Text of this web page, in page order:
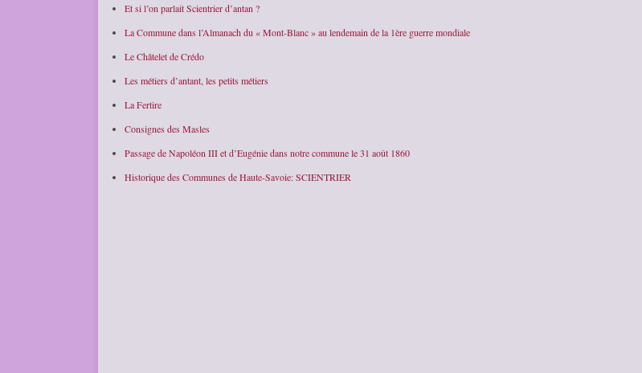
Et si l’on parlait Scientrier d’antan ?
La Commune dans l’Almanach du « Mont-Blanc » au lendemain de la 1ère guerre mondiale
Le Châtelet de Crédo
Les métiers d’antant, les petits métiers
La Fertire
Consignes des Masles
Passage de Napoléon III et d’Eugénie dans notre commune le 31 août 1860
Historique des Communes de Haute-Savoie: SCIENTRIER